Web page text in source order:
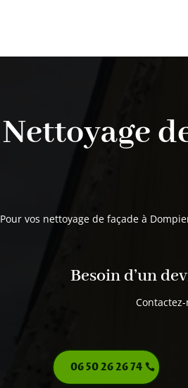
Nettoyage
Pour vos nettoyage de façade à
Besoin d’un
06 50 26 26 74